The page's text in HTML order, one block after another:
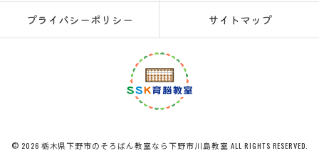
プライバシーポリシー サイトマップ
© 2026 栃木県下野市のそろばん教室なら下野市川島教室 ALL RIGHTS RESERVED.